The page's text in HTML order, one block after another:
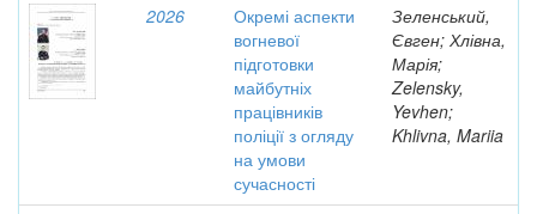
2026
Окремі аспекти
вогневої
підготовки
майбутніх
працівників
поліції з огляду
на умови
сучасності
Зеленський,
Євген; Хлівна,
Марія;
Zelensky,
Yevhen;
Khlivna, Mariia